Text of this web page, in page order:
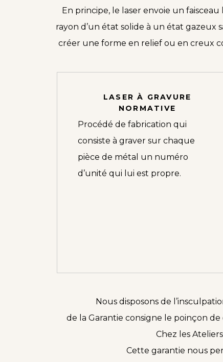
En principe, le laser envoie un
rayon d’un état solide à un état gazeux
créer une forme en relief ou en creux
LASER À GRAVURE
NORMATIVE
Procédé de fabrication qui
consiste à graver sur chaque
pièce de métal un numéro
d’unité qui lui est propre.
Nous disposons de
de la Garantie consigne le poinçon
Chez les
Cette garantie nous